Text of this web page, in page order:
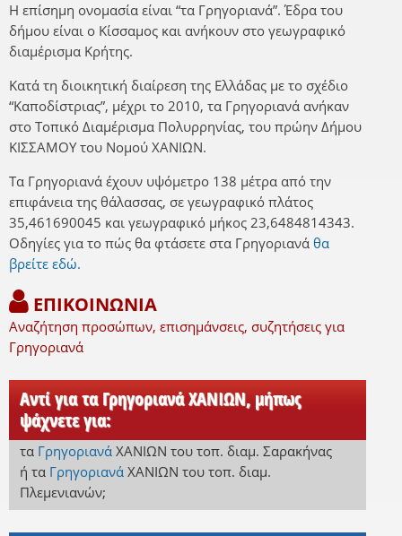
Η επίσημη ονομασία είναι “τα Γρηγοριανά”. Έδρα του
δήμου είναι ο Κίσσαμος και ανήκουν στο γεωγραφικό
διαμέρισμα Κρήτης.
Κατά τη διοικητική διαίρεση της Ελλάδας με το σχέδιο
“Καποδίστριας”, μέχρι το 2010, τα Γρηγοριανά ανήκαν
στο Τοπικό Διαμέρισμα Πολυρρηνίας, του πρώην Δήμου
ΚΙΣΣΑΜΟΥ του Νομού ΧΑΝΙΩΝ.
Τα Γρηγοριανά έχουν υψόμετρο 138 μέτρα από την
επιφάνεια της θάλασσας, σε γεωγραφικό πλάτος
35,461690045 και γεωγραφικό μήκος 23,6484814343.
Οδηγίες για το πώς θα φτάσετε στα Γρηγοριανά θα
βρείτε εδώ.
ΕΠΙΚΟΙΝΩΝΙΑ
Αναζήτηση προσώπων, επισημάνσεις, συζητήσεις για
Γρηγοριανά
Αντί για τα Γρηγοριανά ΧΑΝΙΩΝ, μήπως
ψάχνετε για:
τα Γρηγοριανά ΧΑΝΙΩΝ του τοπ. διαμ. Σαρακήνας
ή τα Γρηγοριανά ΧΑΝΙΩΝ του τοπ. διαμ.
Πλεμενιανών;